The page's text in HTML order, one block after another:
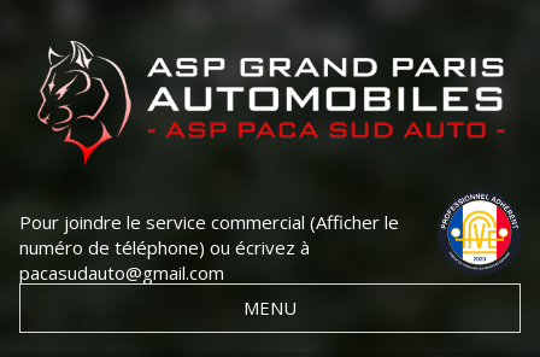
Pour joindre le service commercial (Afficher le
numéro de téléphone) ou écrivez à
pacasudauto@gmail.com
MENU